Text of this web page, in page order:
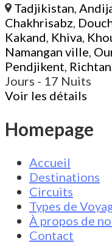
Tadjikistan,
Chakhrisabz,
Kakand, Khiva,
Namangan ville,
Pendjikent, Richtan
Jours - 17 Nuits
Voir les détails
Homepage
Accueil
Destinations
Circuits
Types de
À propos de
Contact